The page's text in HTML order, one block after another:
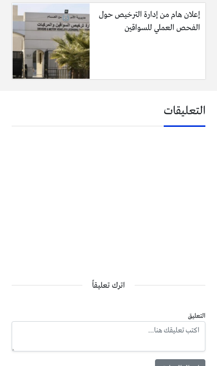
إعلان هام من إدارة الترخيص حول
الفحص العملي للسواقين
التعليقات
اترك تعليقاً
التعليق